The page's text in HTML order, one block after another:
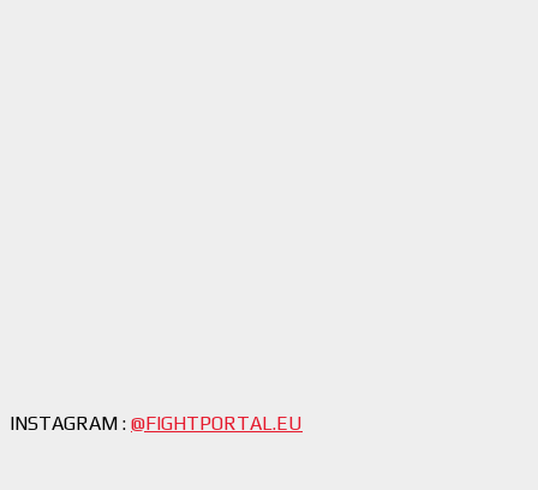
INSTAGRAM : @FIGHTPORTAL.EU